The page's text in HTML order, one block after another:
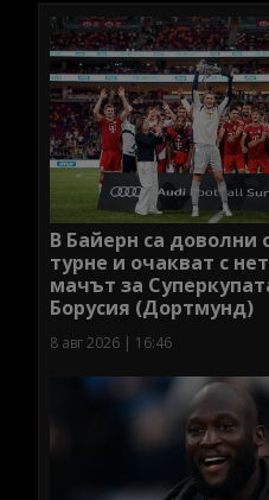
В Байерн са доволни
турне и очакват с
мачът за
Борусия (Дортмунд)
8 авг 2026 | 16:46